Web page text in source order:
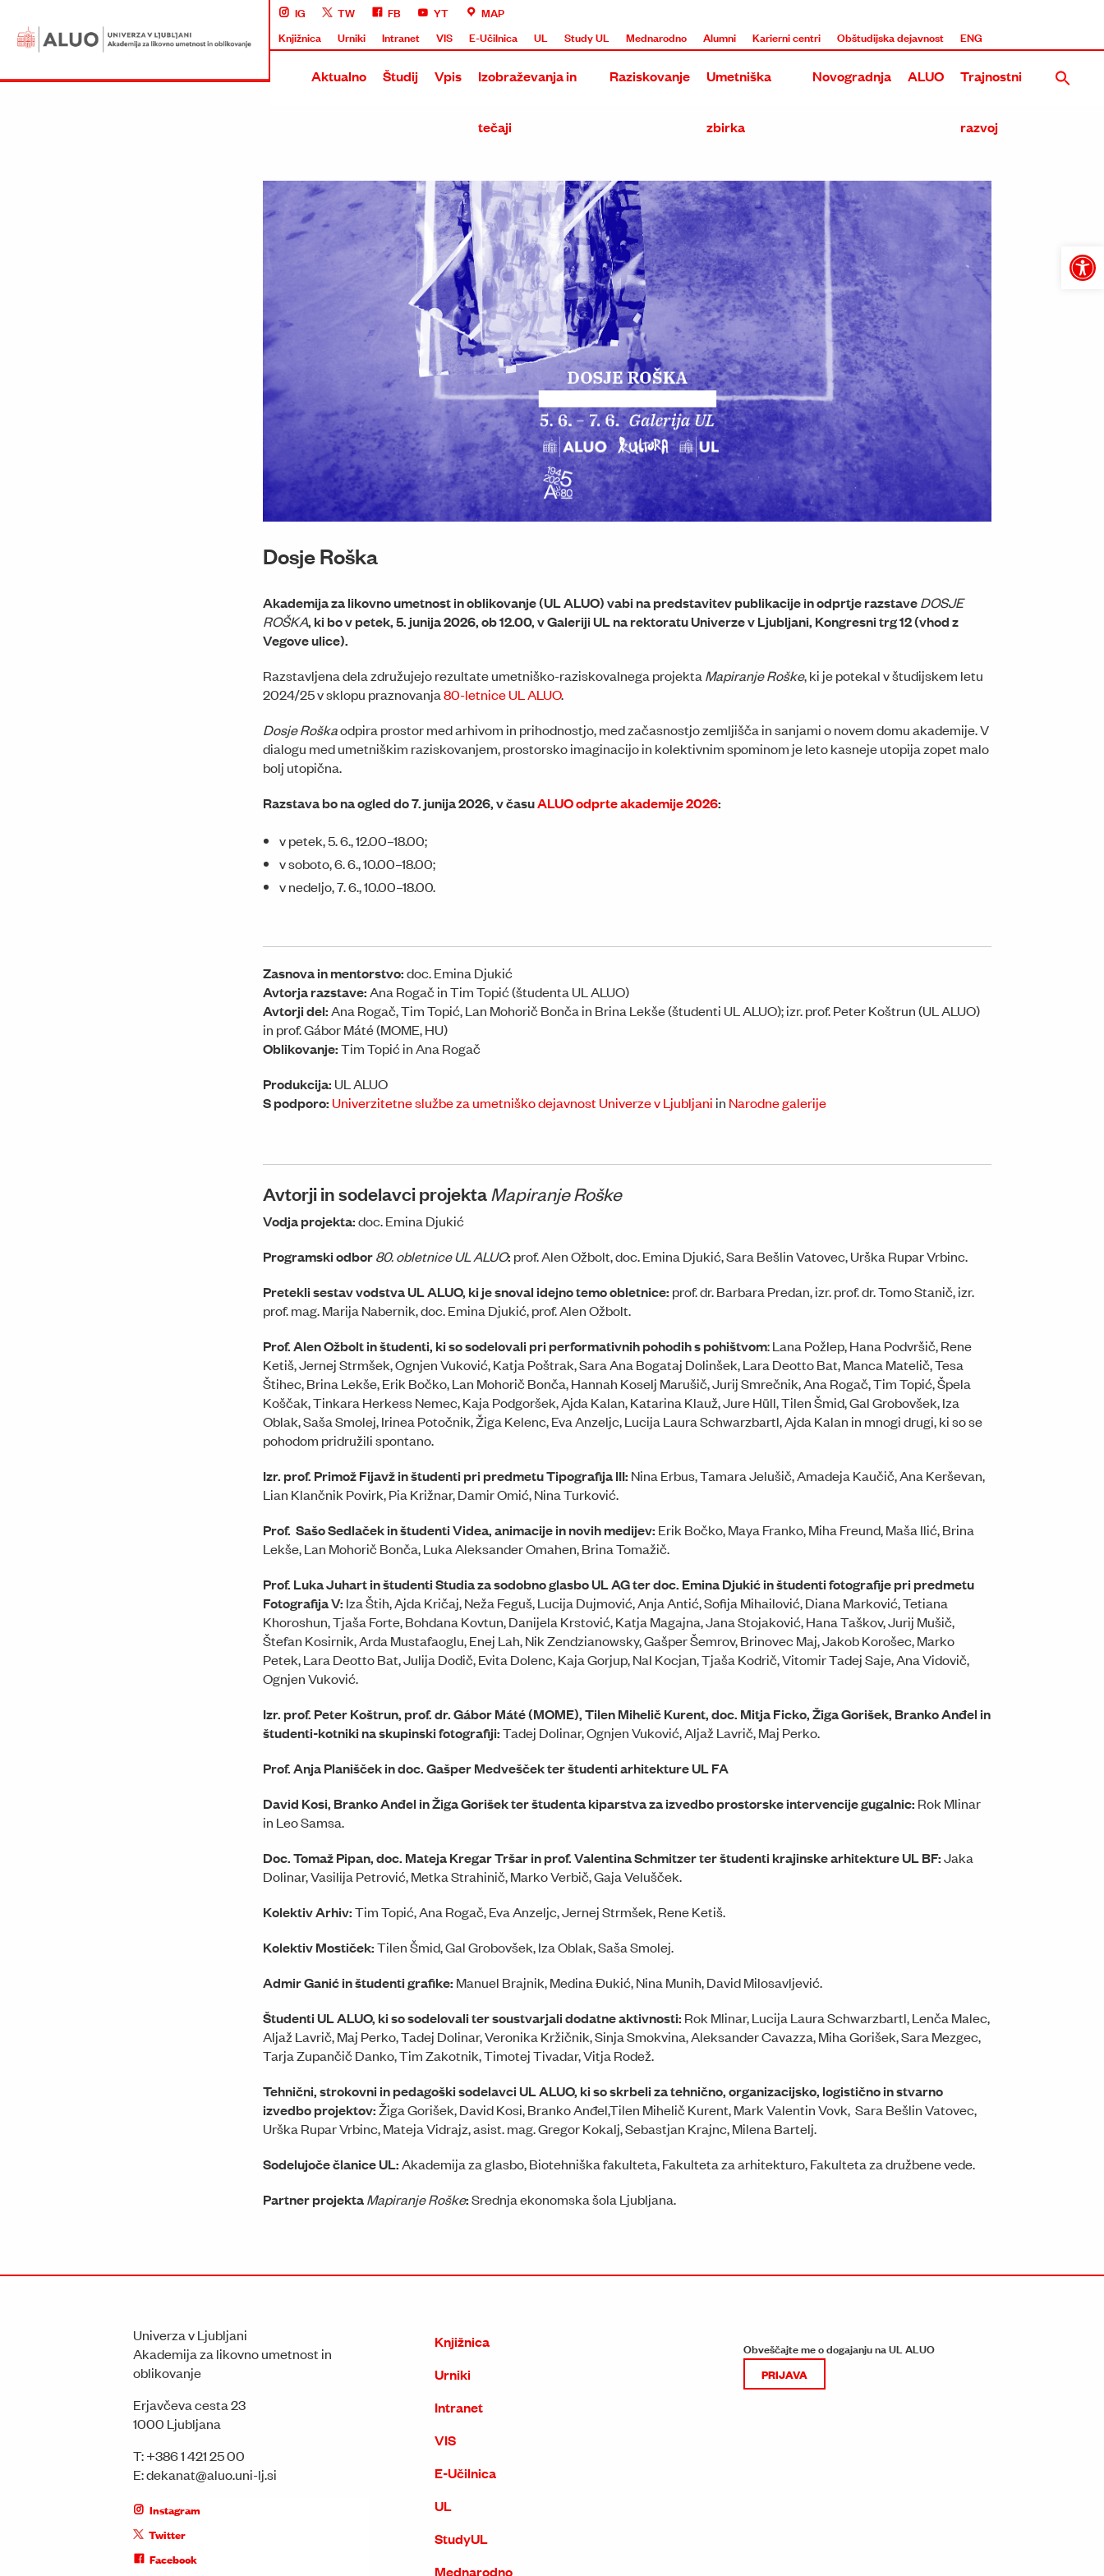
Open
IG TW FB YT
MAP
Knjižnica
Urniki Intranet VIS E-Učilnica UL Study UL Mednarodno Alumni Karierni centri Obštudijska dejavnost ENG
Aktualno Študij Vpis Izobraževanja in
tečaji
Raziskovanje Umetniška
zbirka
Novogradnja
Nova stavba UL ALUO na Roški
Rekonstrukcija in dozidava obstoječega objekta ALUO
Tri umetniške akademije na Roški
Skupna stavba treh umetniških akademij na Metelkovi
Prenova in širitev Akademije na Erjavčevi in Dolenjski
Dozidava in nadzidava ALU na Erjavčevi cesti
Umetniški paviljon na Erjavčevi cesti za Akademijo
ALUO Trajnostni
razvoj
Dosje Roška
Akademija za likovno umetnost in oblikovanje (UL ALUO) vabi na predstavitev publikacije in odprtje razstaveDOSJE
ROŠKA, ki bo v petek, 5. junija 2026, ob 12.00, v Galeriji UL na rektoratu Univerze v Ljubljani, Kongresni trg 12 (vhod z
Vegove ulice).
Razstavljena dela združujejo rezultate umetniško-raziskovalnega projekta Mapiranje Roške, ki je potekal v študijskem letu
2024/25 v sklopu praznovanja80-letnice UL ALUO.
Dosje Roškaodpira prostor med arhivom in prihodnostjo, med začasnostjo zemljišča in sanjami o novem domu akademije. V
dialogu med umetniškim raziskovanjem, prostorsko imaginacijo in kolektivnim spominom je leto kasneje utopija zopet malo
bolj utopična.
Razstava bo na ogled do 7. junija 2026, v časuALUO odprte akademije 2026:
v petek, 5. 6., 12.00–18.00;
v soboto, 6. 6., 10.00–18.00;
v nedeljo, 7. 6., 10.00–18.00.
Zasnova in mentorstvo:doc. Emina Djukić
Avtorja razstave:Ana Rogač in Tim Topić (študenta UL ALUO)
Avtorji del:Ana Rogač, Tim Topić, Lan Mohorič Bonča in Brina Lekše (študenti UL ALUO); izr. prof. Peter Koštrun (UL ALUO)
in prof. Gábor Máté (MOME, HU)
Oblikovanje:Tim Topić in Ana Rogač
Produkcija: UL ALUO
S podporo: Univerzitetne službe za umetniško dejavnost Univerze v Ljubljani in Narodne galerije
Avtorji in sodelavci projektaMapiranje Roške
Vodja projekta:doc. Emina Djukić
Programski odbor80. obletnice UL ALUO: prof. Alen Ožbolt, doc. Emina Djukić, Sara Bešlin Vatovec, Urška Rupar Vrbinc.
Pretekli sestav vodstva UL ALUO, ki je snoval idejno temo obletnice: prof. dr. Barbara Predan, izr. prof. dr. Tomo Stanič, izr.
prof. mag. Marija Nabernik, doc. Emina Djukić, prof. Alen Ožbolt.
Prof. Alen Ožbolt in študenti, ki so sodelovali pri performativnih pohodih s pohištvom: Lana Požlep, Hana Podvršič, Rene
Ketiš, Jernej Strmšek, Ognjen Vuković, Katja Poštrak, Sara Ana Bogataj Dolinšek, Lara Deotto Bat, Manca Matelič, Tesa
Štihec, Brina Lekše, Erik Bočko, Lan Mohorič Bonča, Hannah Koselj Marušič, Jurij Smrečnik, Ana Rogač, Tim Topić, Špela
Koščak, Tinkara Herkess Nemec, Kaja Podgoršek, Ajda Kalan, Katarina Klauž, Jure Hüll, Tilen Šmid, Gal Grobovšek, Iza
Oblak, Saša Smolej, Irinea Potočnik, Žiga Kelenc, Eva Anzeljc, Lucija Laura Schwarzbartl, Ajda Kalan in mnogi drugi, ki so se
pohodom pridružili spontano.
Izr. prof. Primož Fijavž in študenti pri predmetu Tipografija III: Nina Erbus, Tamara Jelušič, Amadeja Kaučič, Ana Kerševan,
Lian Klančnik Povirk, Pia Križnar, Damir Omić, Nina Turković.
Prof. Sašo Sedlaček in študenti Videa, animacije in novih medijev: Erik Bočko, Maya Franko, Miha Freund, Maša Ilić, Brina
Lekše, Lan Mohorič Bonča, Luka Aleksander Omahen, Brina Tomažič.
Prof. Luka Juhart in študenti Studia za sodobno glasbo UL AG ter doc. Emina Djukić in študenti fotografije pri predmetu
Fotografija V: Iza Štih, Ajda Kričaj, Neža Feguš, Lucija Dujmović, Anja Antić, Sofija Mihailović, Diana Marković, Tetiana
Khoroshun, Tjaša Forte, Bohdana Kovtun, Danijela Krstović, Katja Magajna, Jana Stojaković, Hana Taškov, Jurij Mušič,
Štefan Kosirnik, Arda Mustafaoglu, Enej Lah, Nik Zendzianowsky, Gašper Šemrov, Brinovec Maj, Jakob Korošec, Marko
Petek, Lara Deotto Bat, Julija Dodič, Evita Dolenc, Kaja Gorjup, Nal Kocjan, Tjaša Kodrič, Vitomir Tadej Saje, Ana Vidovič,
Ognjen Vuković.
Izr. prof. Peter Koštrun, prof. dr. Gábor Máté (MOME), Tilen Mihelič Kurent, doc. Mitja Ficko, Žiga Gorišek, Branko Anđel in
študenti-kotniki na skupinski fotografiji:Tadej Dolinar, Ognjen Vuković, Aljaž Lavrič, Maj Perko.
Prof. Anja Planišček in doc. Gašper Medvešček ter študenti arhitekture UL FA
David Kosi, Branko Anđel in Žiga Gorišek ter študenta kiparstva za izvedbo prostorske intervencije gugalnic: Rok Mlinar
in Leo Samsa.
Doc. Tomaž Pipan, doc. Mateja Kregar Tršar in prof. Valentina Schmitzer ter študenti krajinske arhitekture UL BF:Jaka
Dolinar, Vasilija Petrović, Metka Strahinič, Marko Verbič, Gaja Velušček.
Kolektiv Arhiv:Tim Topić, Ana Rogač, Eva Anzeljc, Jernej Strmšek, Rene Ketiš.
Kolektiv Mostiček:Tilen Šmid, Gal Grobovšek, Iza Oblak, Saša Smolej.
Admir Ganić in študenti grafike: Manuel Brajnik, Medina Đukić, Nina Munih, David Milosavljević.
Študenti UL ALUO, ki so sodelovali ter soustvarjali dodatne aktivnosti: Rok Mlinar, Lucija Laura Schwarzbartl, Lenča Malec,
Aljaž Lavrič, Maj Perko, Tadej Dolinar, Veronika Kržičnik, Sinja Smokvina, Aleksander Cavazza, Miha Gorišek, Sara Mezgec,
Tarja Zupančič Danko, Tim Zakotnik, Timotej Tivadar, Vitja Rodež.
Tehnični, strokovni in pedagoški sodelavci UL ALUO, ki so skrbeli za tehnično, organizacijsko, logistično in stvarno
izvedbo projektov:Žiga Gorišek, David Kosi, Branko Anđel,Tilen Mihelič Kurent, Mark Valentin Vovk, Sara Bešlin Vatovec,
Urška Rupar Vrbinc, Mateja Vidrajz, asist. mag. Gregor Kokalj, Sebastjan Krajnc, Milena Bartelj.
Sodelujoče članice UL:Akademija za glasbo, Biotehniška fakulteta, Fakulteta za arhitekturo, Fakulteta za družbene vede.
Partner projektaMapiranje Roške:Srednja ekonomska šola Ljubljana.
Univerza v Ljubljani
Akademija za likovno umetnost in
oblikovanje
Erjavčeva cesta 23
1000 Ljubljana
T:+386 1 421 25 00
E:dekanat@aluo.uni-lj.si
Instagram
Twitter
Facebook
Knjižnica
Urniki
Intranet
VIS
E-Učilnica
UL
StudyUL
Mednarodno
Obveščajte me o dogajanju na UL ALUO
PRIJAVA